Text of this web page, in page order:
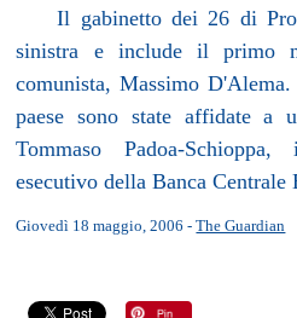
Il gabinetto dei 26 di
sinistra e include il primo
comunista, Massimo
paese sono state affidate a
Tommaso Padoa-
esecutivo della Banca Centrale
Giovedì 18 maggio, 2006 -The Guardian